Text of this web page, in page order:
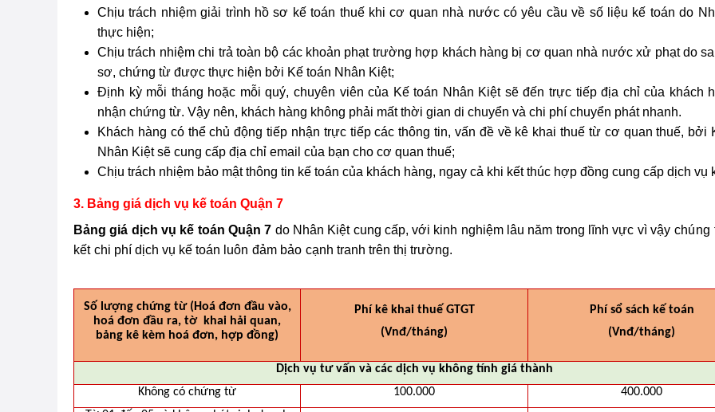
Chịu trách nhiệm giải trình hồ sơ kế toán thuế khi cơ quan nhà nước có yêu cầu về số liệu kế toán do
thực hiện;
Chịu trách nhiệm chi trả toàn bộ các khoản phạt trường hợp khách hàng bị cơ quan nhà nước xử phạt do
sơ, chứng từ được thực hiện bởi Kế toán Nhân Kiệt;
Định kỳ mỗi tháng hoặc mỗi quý, chuyên viên của Kế toán Nhân Kiệt sẽ đến trực tiếp địa chỉ của khách
nhận chứng từ. Vậy nên, khách hàng không phải mất thời gian di chuyển và chi phí chuyển phát nhanh.
Khách hàng có thể chủ động tiếp nhận trực tiếp các thông tin, vấn đề về kê khai thuế từ cơ quan thuế, bởi
Nhân Kiệt sẽ cung cấp địa chỉ email của bạn cho cơ quan thuế;
Chịu trách nhiệm bảo mật thông tin kế toán của khách hàng, ngay cả khi kết thúc hợp đồng cung cấp dịch vụ
3. Bảng giá dịch vụ kế toán Quận 7
Bảng giá dịch vụ kế toán Quận 7 do Nhân Kiệt cung cấp, với kinh nghiệm lâu năm trong lĩnh vực vì vậy chúng
kết chi phí dịch vụ kế toán luôn đảm bảo cạnh tranh trên thị trường.
Số lượng chứng từ (Hoá đơn đầu vào,
hoá đơn đầu ra, tờ khai hải quan,
bảng kê kèm hoá đơn, hợp đồng)
Phí kê khai thuế GTGT
(Vnđ/tháng)
Phí sổ sách kế toán
(Vnđ/tháng)
Dịch vụ tư vấn và các dịch vụ không tính giá thành
Không có chứng từ
100.000
400.000